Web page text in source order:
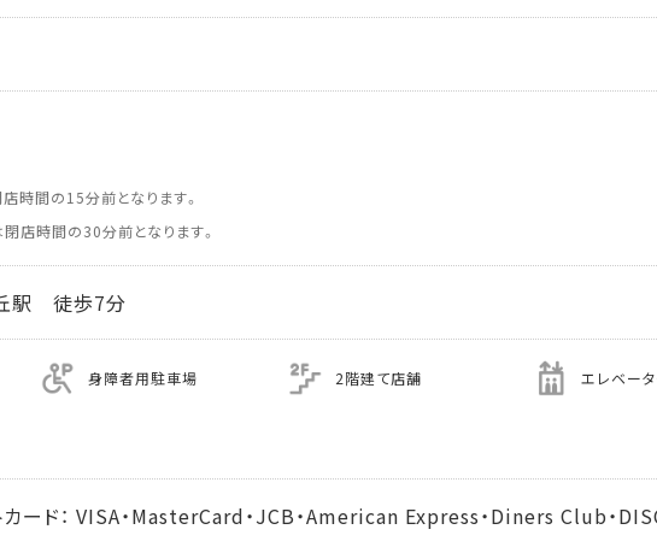
時間の15分前となります。
店時間の30分前となります。
駅 徒歩7分
身障者用駐車場 2階建て店舗 エレベー
ード： VISA・MasterCard・JCB・American Express・Diners Club・